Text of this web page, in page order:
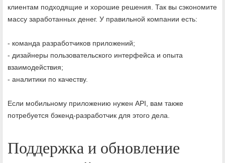
клиентам подходящие и хорошие решения. Так вы сэкономите
массу заработанных денег. У правильной компании есть:
- команда разработчиков приложений;
- дизайнеры пользовательского интерфейса и опыта
взаимодействия;
- аналитики по качеству.
Если мобильному приложению нужен API, вам также
потребуется бэкенд-разработчик для этого дела.
Поддержка и обновление